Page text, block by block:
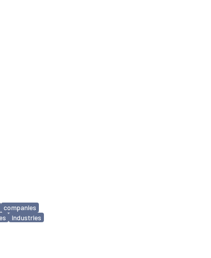
companies
industries